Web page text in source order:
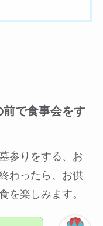
で食事会をす
参りをする、お
わったら、お供
を楽しみます。